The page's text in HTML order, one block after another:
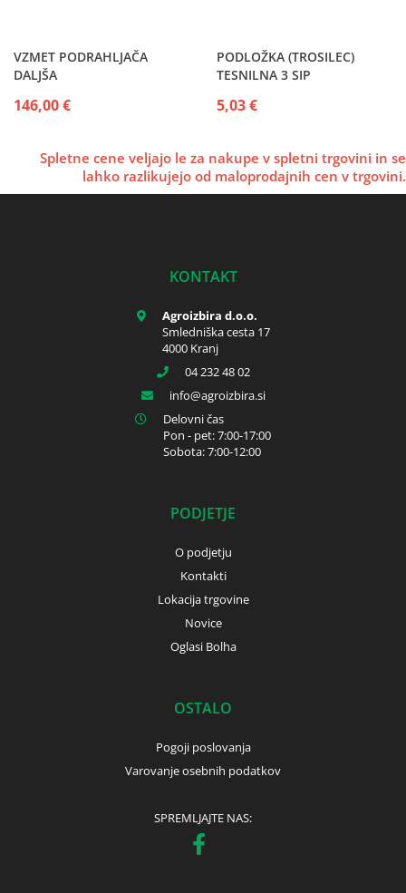
VZMET PODRAHLJAČA
DALJŠA
146,00 €
PODLOŽKA (TROSILEC)
TESNILNA 3 SIP
5,03 €
Spletne cene veljajo le za nakupe v spletni trgovini in se
lahko razlikujejo od maloprodajnih cen v trgovini.
KONTAKT
Agroizbira d.o.o.
Smledniška cesta 17
4000 Kranj
04 232 48 02
info
agroizbira.si
Delovni čas
Pon - pet: 7:00-17:00
Sobota: 7:00-12:00
PODJETJE
O podjetju
Kontakti
Lokacija trgovine
Novice
Oglasi Bolha
OSTALO
Pogoji poslovanja
Varovanje osebnih podatkov
SPREMLJAJTE NAS: